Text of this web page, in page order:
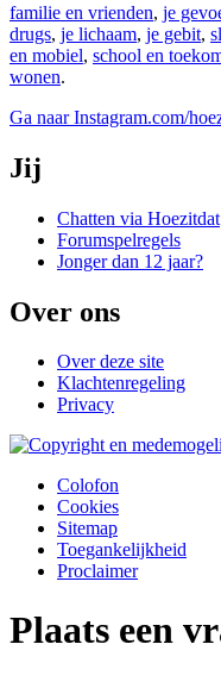
familie en vrienden, je
drugs, je lichaam, je gebit,
en mobiel, school en
wonen.
Ga naar Instagram.com/
Jij
Chatten via Hoezitdat
Forumspelregels
Jonger dan 12 jaar?
Over ons
Over deze site
Klachtenregeling
Privacy
Colofon
Cookies
Sitemap
Toegankelijkheid
Proclaimer
Plaats een